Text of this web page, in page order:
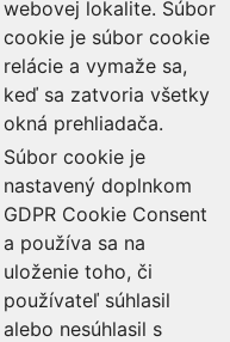
webovej lokalite. Súbor
cookie je súbor cookie
relácie a vymaže sa,
keď sa zatvoria všetky
okná prehliadača.
Súbor cookie je
nastavený doplnkom
GDPR Cookie Consent
a používa sa na
uloženie toho, či
používateľ súhlasil
alebo nesúhlasil s